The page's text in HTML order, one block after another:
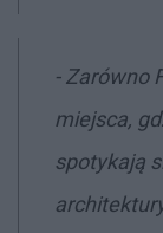
- Zarówno
miejsca,
spotykają